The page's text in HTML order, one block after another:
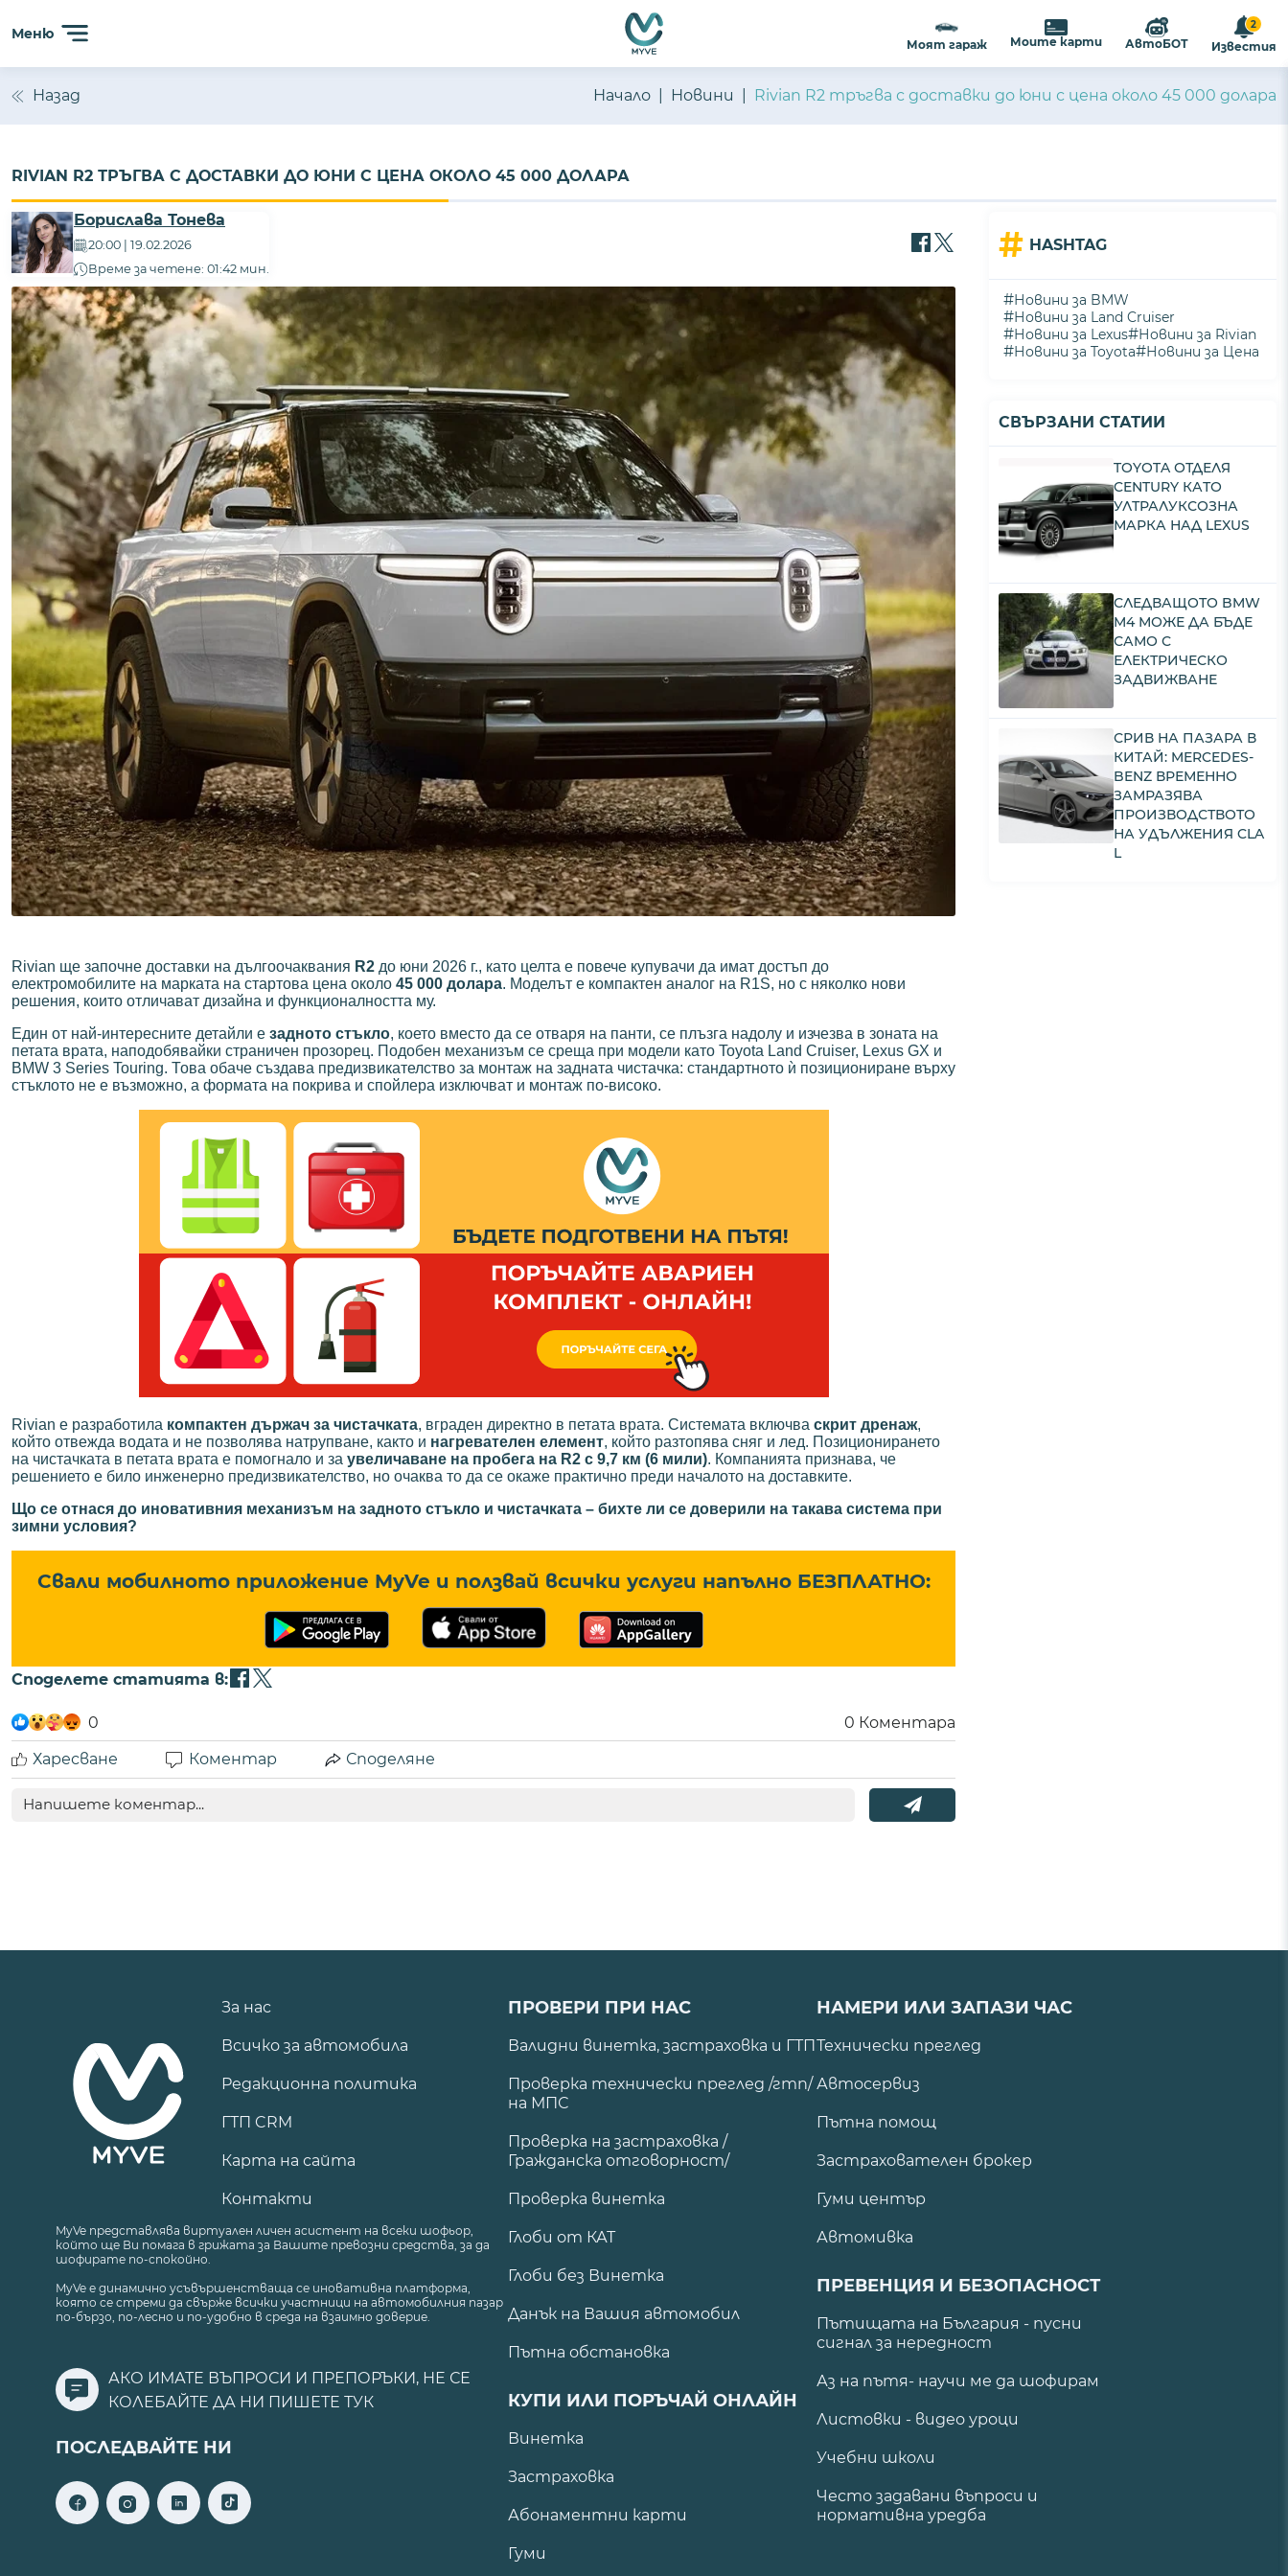
Меню
Моят гараж Моите карти АвтоБОТ
2
Известия
Назад Начало Новини Rivian R2 тръгва с доставки до юни с цена около 45 000 долара
RIVIAN R2 ТРЪГВА С ДОСТАВКИ ДО ЮНИ С ЦЕНА ОКОЛО 45 000 ДОЛАРА
Борислава Тонева
20:00 | 19.02.2026
Време за четене: 01:42 мин.
Rivian ще започне доставки на дългоочаквания R2 до юни 2026 г., като целта е повече купувачи да имат достъп до
електромобилите на марката на стартова цена около 45 000 долара. Моделът е компактен аналог на R1S, но с няколко нови
решения, които отличават дизайна и функционалността му.
Един от най-интересните детайли е задното стъкло, което вместо да се отваря на панти, се плъзга надолу и изчезва в зоната на
петата врата, наподобявайки страничен прозорец. Подобен механизъм се среща при модели като Toyota Land Cruiser, Lexus GX и
BMW 3 Series Touring. Това обаче създава предизвикателство за монтаж на задната чистачка: стандартното ѝ позициониране върху
стъклото не е възможно, а формата на покрива и спойлера изключват и монтаж по-високо.
Rivian е разработила компактен държач за чистачката, вграден директно в петата врата. Системата включва скрит дренаж,
който отвежда водата и не позволява натрупване, както и нагревателен елемент, който разтопява сняг и лед. Позиционирането
на чистачката в петата врата е помогнало и за увеличаване на пробега на R2 с 9,7 км (6 мили). Компанията признава, че
решението е било инженерно предизвикателство, но очаква то да се окаже практично преди началото на доставките.
Що се отнася до иновативния механизъм на задното стъкло и чистачката – бихте ли се доверили на такава система при
зимни условия?
Свали мобилното приложение MyVe и ползвай всички услуги напълно БЕЗПЛАТНО:
Споделете статията в:
0 0 Коментара
Харесване
Коментар Споделяне
# HASHTAG
#Новини за BMW
#Новини за Land Cruiser
#Новини за Lexus#Новини за Rivian
#Новини за Toyota#Новини за Цена
СВЪРЗАНИ СТАТИИ
TOYOTA ОТДЕЛЯ
CENTURY КАТО
УЛТРАЛУКСОЗНА
МАРКА НАД LEXUS
СЛЕДВАЩОТО BMW
M4 МОЖЕ ДА БЪДЕ
САМО С
ЕЛЕКТРИЧЕСКО
ЗАДВИЖВАНЕ
СРИВ НА ПАЗАРА В
КИТАЙ: MERCEDES-
BENZ ВРЕМЕННО
ЗАМРАЗЯВА
ПРОИЗВОДСТВОТО
НА УДЪЛЖЕНИЯ CLA
L
За нас
Всичко за автомобила
Редакционна политика
ГТП CRM
Карта на сайта
Контакти
MyVe представлява виртуален личен асистент на всеки шофьор,
който ще Ви помага в грижата за Вашите превозни средства, за да
шофирате по-спокойно.
MyVe е динамично усъвършенстваща се иновативна платформа,
която се стреми да свърже всички участници на автомобилния пазар
по-бързо, по-лесно и по-удобно в среда на взаимно доверие.
АКО ИМАТЕ ВЪПРОСИ И ПРЕПОРЪКИ, НЕ СЕ
КОЛЕБАЙТЕ ДА НИ ПИШЕТЕ ТУК
ПОСЛЕДВАЙТЕ НИ
ПРОВЕРИ ПРИ НАС
Валидни винетка, застраховка и ГТП
Проверка технически преглед /гтп/
на МПС
Проверка на застраховка /
Гражданска отговорност/
Проверка винетка
Глоби от КАТ
Глоби без Винетка
Данък на Вашия автомобил
Пътна обстановка
КУПИ ИЛИ ПОРЪЧАЙ ОНЛАЙН
Винетка
Застраховка
Абонаментни карти
Гуми
НАМЕРИ ИЛИ ЗАПАЗИ ЧАС
Технически преглед
Автосервиз
Пътна помощ
Застрахователен брокер
Гуми център
Автомивка
ПРЕВЕНЦИЯ И БЕЗОПАСНОСТ
Пътищата на България - пусни
сигнал за нередност
Аз на пътя- научи ме да шофирам
Листовки - видео уроци
Учебни школи
Често задавани въпроси и
нормативна уредба